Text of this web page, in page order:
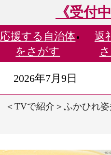
《受付
応援する 自治体
をさがす
返
2026年7月9日
＜TVで紹介＞ふかひれ